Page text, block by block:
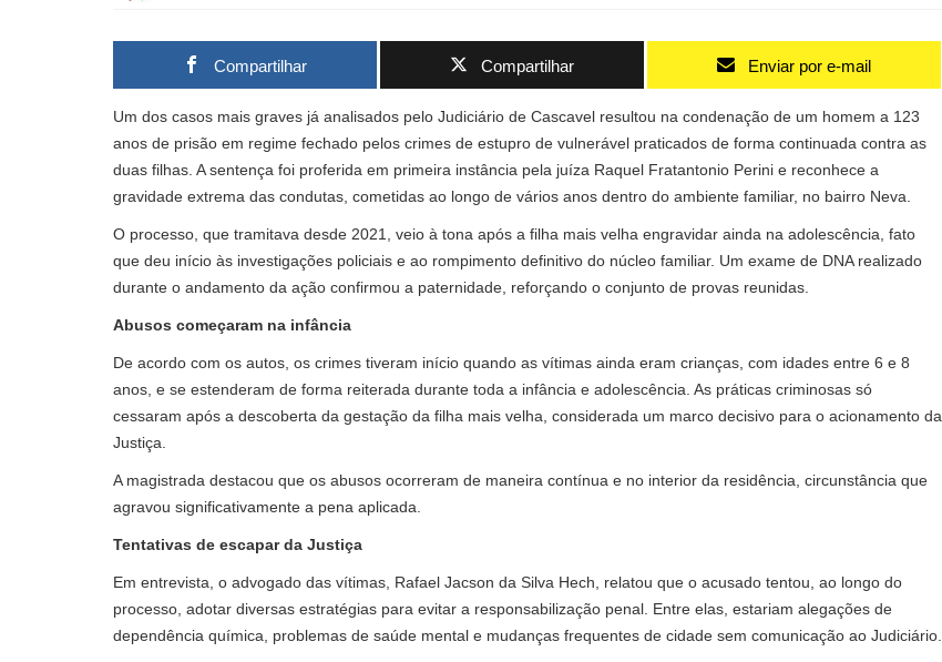
Compartilhar Compartilhar Enviar por e-mail
Um dos casos mais graves já analisados pelo Judiciário de Cascavel resultou na condenação de um homem a 123
anos de prisão em regime fechado pelos crimes de estupro de vulnerável praticados de forma continuada contra as
duas filhas. A sentença foi proferida em primeira instância pela juíza Raquel Fratantonio Perini e reconhece a
gravidade extrema das condutas, cometidas ao longo de vários anos dentro do ambiente familiar, no bairro Neva.
O processo, que tramitava desde 2021, veio à tona após a filha mais velha engravidar ainda na adolescência, fato
que deu início às investigações policiais e ao rompimento definitivo do núcleo familiar. Um exame de DNA realizado
durante o andamento da ação confirmou a paternidade, reforçando o conjunto de provas reunidas.
Abusos começaram na infância
De acordo com os autos, os crimes tiveram início quando as vítimas ainda eram crianças, com idades entre 6 e 8
anos, e se estenderam de forma reiterada durante toda a infância e adolescência. As práticas criminosas só
cessaram após a descoberta da gestação da filha mais velha, considerada um marco decisivo para o acionamento da
Justiça.
A magistrada destacou que os abusos ocorreram de maneira contínua e no interior da residência, circunstância que
agravou significativamente a pena aplicada.
Tentativas de escapar da Justiça
Em entrevista, o advogado das vítimas, Rafael Jacson da Silva Hech, relatou que o acusado tentou, ao longo do
processo, adotar diversas estratégias para evitar a responsabilização penal. Entre elas, estariam alegações de
dependência química, problemas de saúde mental e mudanças frequentes de cidade sem comunicação ao Judiciário.